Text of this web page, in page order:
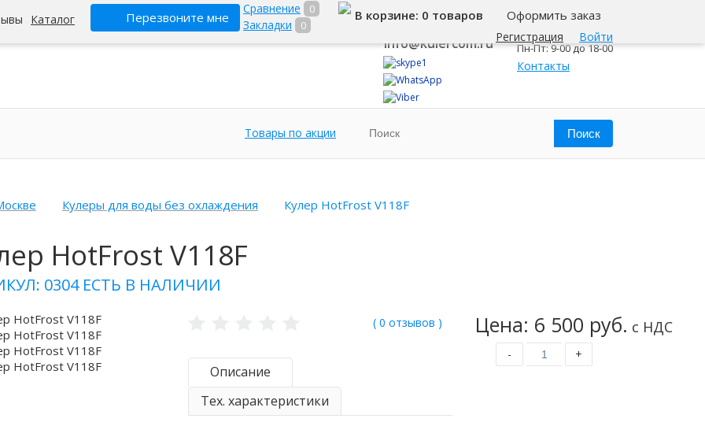
Каталог Перезвоните мне
Сравнение 0
Закладки 0
Регистрация Войти
В корзине: 0 товаров Оформить заказ
8 800 500-345-1
info@kulercom.ru
Санкт-Петербург
Пн-Пт: 9-00 до 18-00
Контакты
Товары по акции
Кулеры для воды без охлаждения Кулер HotFrost V118F
HotFrost V118F
0304 ЕСТЬ В НАЛИЧИИ
Цена: 6 500 руб. с НДС
- +
( 0 отзывов )
Описание
Тех. характеристики